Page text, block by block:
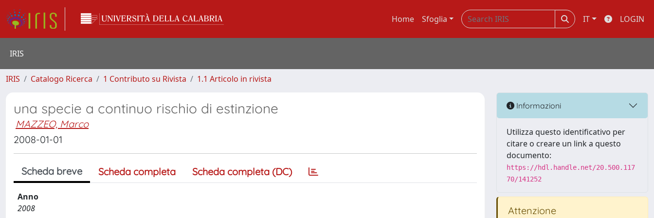
Home Sfoglia IT LOGIN
IRIS
IRIS Catalogo Ricerca 1 Contributo su Rivista 1.1 Articolo in rivista
una specie a continuo rischio di estinzione
MAZZEO, Marco
2008-01-01
Scheda breve Scheda completa Scheda completa (DC)
Anno
2008
Informazioni
Utilizza questo identificativo per
citare o creare un link a questo
documento:
https://hdl.handle.net/20.500.117
70/141252
Attenzione